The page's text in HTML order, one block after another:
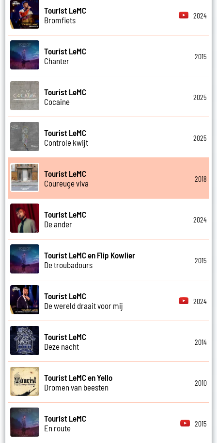
Tourist LeMC
Bromfiets
2024
Tourist LeMC
Chanter
2015
Tourist LeMC
Cocaine
2025
Tourist LeMC
Controle kwijt
2025
Tourist LeMC
Coureuge viva
2018
Tourist LeMC
De ander
2024
Tourist LeMC en Flip Kowlier
De troubadours
2015
Tourist LeMC
De wereld draait voor mij
2024
Tourist LeMC
Deze nacht
2014
Tourist LeMC en Yello
Dromen van beesten
2010
Tourist LeMC
En route
2015